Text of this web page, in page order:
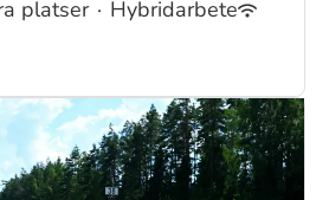
platser · Hybridarbete